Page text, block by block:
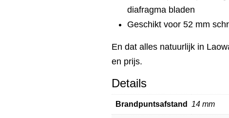
diafragma bladen
Geschikt voor 52 mm
En dat alles natuurlijk in
en prijs.
Details
Brandpuntsafstand 14 mm